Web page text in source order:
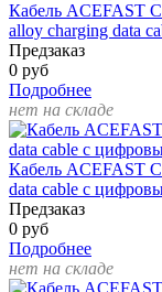
Кабель ACEFAST
alloy charging data
Предзаказ
0 руб
Подробнее
нет на складе
Кабель ACEFAST
data cable с
Предзаказ
0 руб
Подробнее
нет на складе